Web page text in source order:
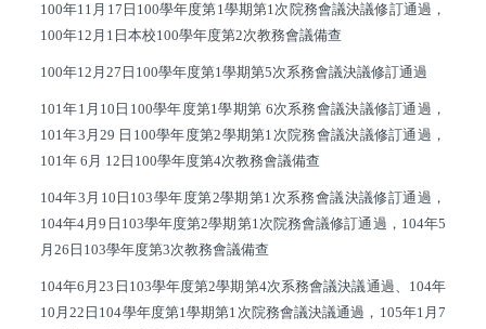
100年11 月 17 日 100學年度第1學期第1次院務會議決議修訂通過，
100年12 月 1 日本校100學年度第2次教務會議備查
100年12 月 27 日 100學年度第1學期第5次系務會議決議修訂通過
101年1 月 10 日 100學年度第1學期第 6次系務會議決議修訂通過，
101年3 月29 日 100學年度第2學期第1 次院務會議決議修訂通過，
101年 6 月 12 日 100學年度第4次教務會議備查
104年3 月 10 日 103學年度第2學期第1 次系務會議決議修訂通過，
104年4月9 日 103學年度第2學期第1次院務會議修訂通過， 104年5
月 26 日 103學年度第3次教務會議備查
104年6 月23 日 103學年度第2學期第4次系務會議決議通過、 104年
10 月22 日 104學年度第1學期第1 次院務會議決議通過， 105年1 月7